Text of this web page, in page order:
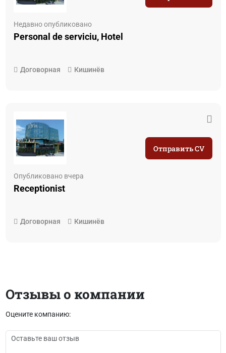
Недавно опубликовано
Personal de serviciu, Hotel
Договорная Кишинёв
Опубликовано вчера
Receptionist
Договорная Кишинёв
Отправить CV
Отзывы о компании
Оцените компанию: